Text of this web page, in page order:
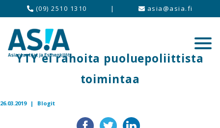
(09) 2510 1310 | asia@asia.fi
YTY ei rahoita puoluepoliittista
toimintaa
26.03.2019 | Blogit